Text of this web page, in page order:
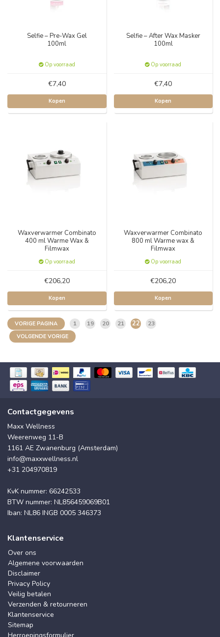
Selfie – Pre-Wax Gel
100ml
Op voorraad
€7,40
Kopen
Selfie – After Wax Masker
100ml
Op voorraad
€7,40
Kopen
Waxverwarmer Combinato
400 ml Warme Wax &
Filmwax
Op voorraad
€206,20
Kopen
Waxverwarmer Combinato
800 ml Warme wax &
Filmwax
Op voorraad
€206,20
Kopen
VORIGE PAGINA 1 19 20 21 22 23
VOLGENDE VORIGE
Contactgegevens
Maxx Wellness
Weerenweg 11-B
1161 AE Zwanenburg (Amsterdam)
info@maxxwellness.nl
+31 204970819
KvK nummer: 66242533
BTW nummer: NL856459069B01
Iban: NL86 INGB 0005 346373
Klantenservice
Over ons
Algemene voorwaarden
Disclaimer
Privacy Policy
Veilig betalen
Verzenden & retourneren
Klantenservice
Sitemap